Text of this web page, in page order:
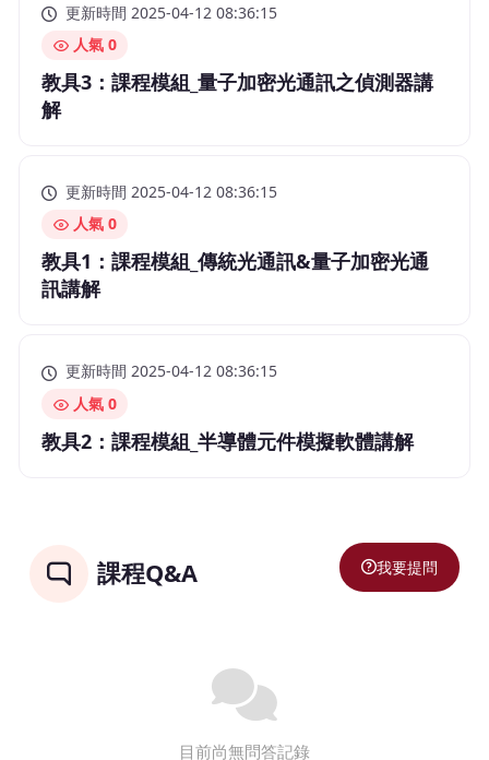
更新時間 2025-04-12 08:36:15
人氣 0
教具3：課程模組_量子加密光通訊之偵測器講
解
更新時間 2025-04-12 08:36:15
人氣 0
教具1：課程模組_傳統光通訊&量子加密光通
訊講解
更新時間 2025-04-12 08:36:15
人氣 0
教具2：課程模組_半導體元件模擬軟體講解
課程Q&A 我要提問
目前尚無問答記錄